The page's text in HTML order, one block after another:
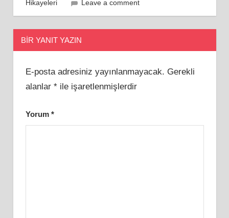
Hikayeleri Leave a comment
BIR YANIT YAZIN
E-posta adresiniz yayınlanmayacak. Gerekli
alanlar *ile işaretlenmişlerdir
Yorum *